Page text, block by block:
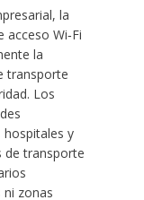
la
Wi‑Fi
la
transporte
Los
y
de transporte
zonas